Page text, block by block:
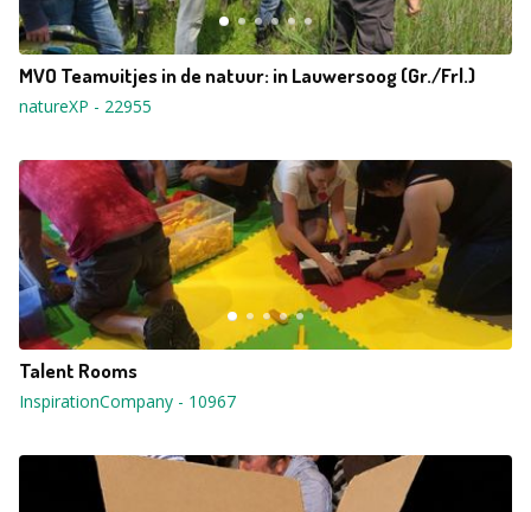
MVO Teamuitjes in de natuur: in Lauwersoog (Gr./Frl.)
natureXP - 22955
Talent Rooms
InspirationCompany - 10967